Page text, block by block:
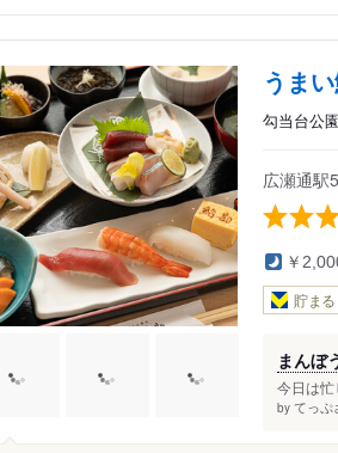
うま
勾当台公
広瀬通駅
￥
貯ま
まんぼ
今日は
by てっぷ